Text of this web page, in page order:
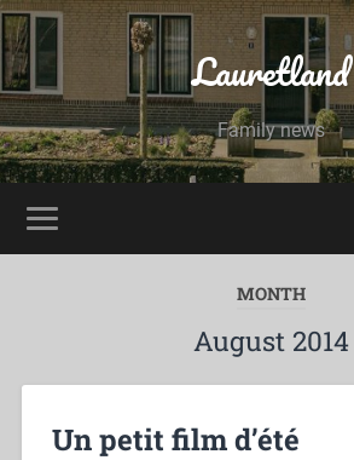
Lauretland
Family news
MONTH
August 2014
Un petit film d’été